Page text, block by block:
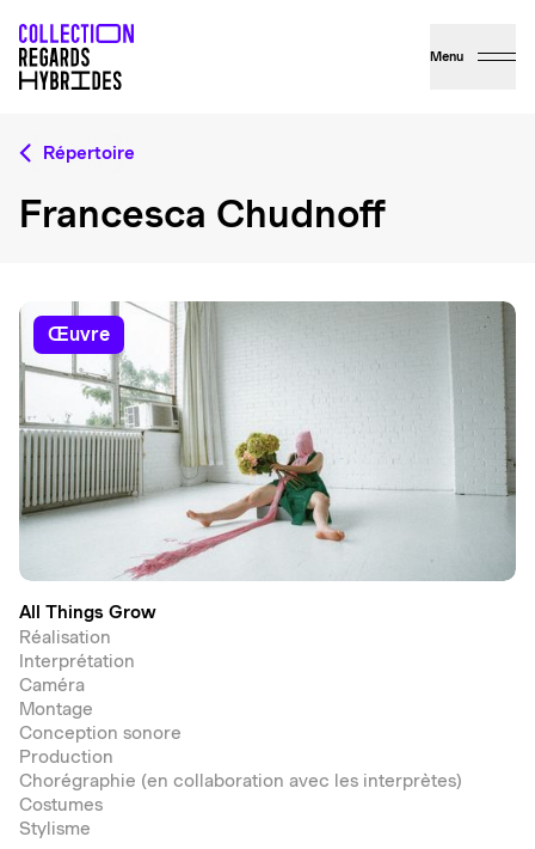
Menu
Répertoire
Francesca Chudnoff
œuvre
All Things Grow
Réalisation
Interprétation
Caméra
Montage
Conception sonore
Production
Chorégraphie (en collaboration avec les interprètes)
Costumes
Stylisme